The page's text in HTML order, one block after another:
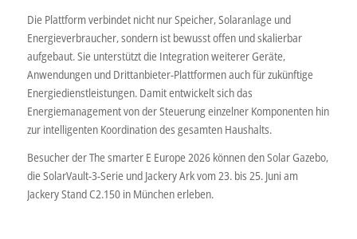
Die Plattform verbindet nicht nur Speicher, Solaranlage und
Energieverbraucher, sondern ist bewusst offen und skalierbar
aufgebaut. Sie unterstützt die Integration weiterer Geräte,
Anwendungen und Drittanbieter-Plattformen auch für zukünftige
Energiedienstleistungen. Damit entwickelt sich das
Energiemanagement von der Steuerung einzelner Komponenten hin
zur intelligenten Koordination des gesamten Haushalts.
Besucher der The smarter E Europe 2026 können den Solar Gazebo,
die SolarVault-3-Serie und Jackery Ark vom 23. bis 25. Juni am
Jackery Stand C2.150 in München erleben.